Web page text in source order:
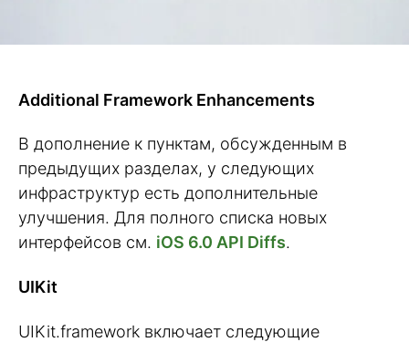
Additional Framework Enhancements
В дополнение к пунктам, обсужденным в
предыдущих разделах, у следующих
инфраструктур есть дополнительные
улучшения. Для полного списка новых
интерфейсов см. iOS 6.0 API Diffs.
UIKit
UIKit.framework включает следующие